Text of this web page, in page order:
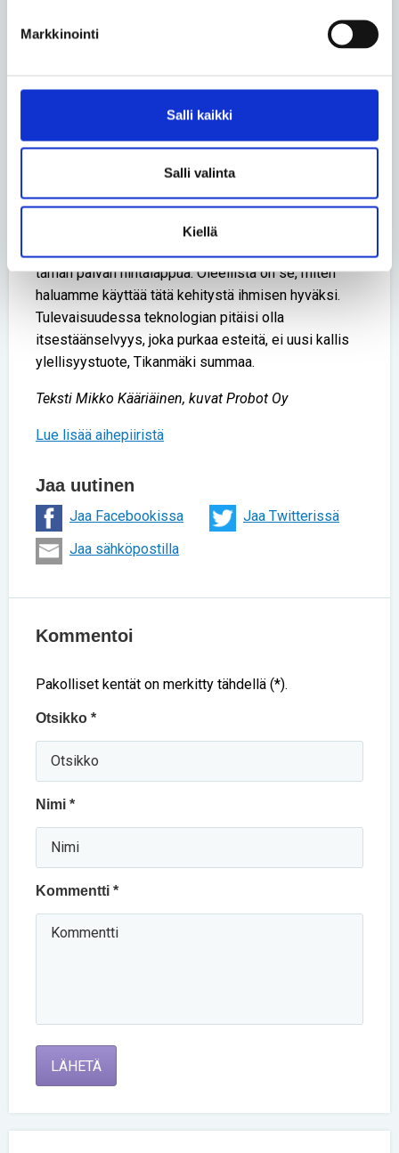
Markkinointi
Salli kaikki
Salli valinta
Kiellä
mahdollistaa valtavat tuotantomäärät. Silti kehitys ei
näy loppukäyttäjän hinnoissa niin nopeasti kuin
harvojen saatavilla. Teknologia on valmiina
palvelemaan, kunhan yhteiskunnan rakenteet antavat
– Meidän kannattaisi miettiä, mitä asioita me
haluamme automatisoida ja mihin toivomme
tämän päivän hintalappua. Oleellista on se, miten
haluamme käyttää tätä kehitystä ihmisen hyväksi.
Tulevaisuudessa teknologian pitäisi olla
itsestäänselvyys, joka purkaa esteitä, ei uusi kallis
ylellisyystuote, Tikanmäki summaa.
Teksti Mikko Kääriäinen, kuvat Probot Oy
Lue lisää aihepiiristä
Jaa uutinen
Jaa Facebookissa
Jaa Twitterissä
Jaa sähköpostilla
Kommentoi
Pakolliset kentät on merkitty tähdellä (*).
Otsikko *
Nimi *
Kommentti *
LÄHETÄ